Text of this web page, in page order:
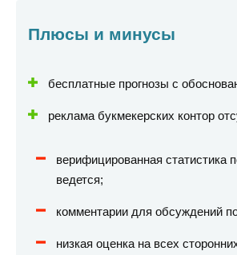
Плюсы и минусы
бесплатные прогнозы с
реклама букмекерских контор
верифицированная статистика
ведется;
комментарии для обсуждений
низкая оценка на всех